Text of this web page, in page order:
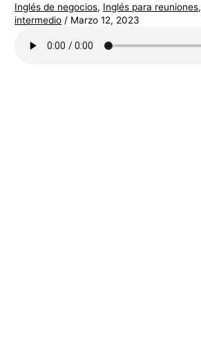
Inglés de negocios, Inglés para reuniones,
intermedio / Marzo 12, 2023